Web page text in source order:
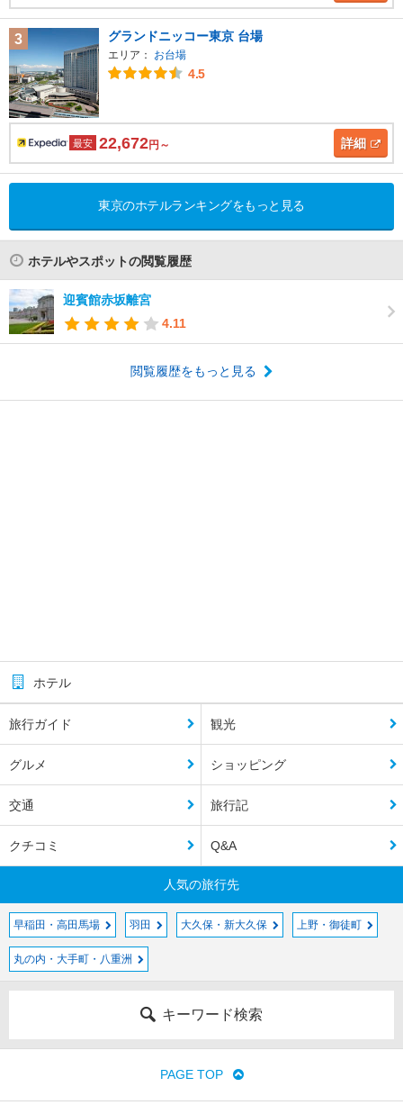
3 グランドニッコー東京 台場
エリア： お台場
4.5
最安 22,672円～ 詳細
東京のホテルランキングをもっと見る
ホテルやスポットの閲覧履歴
迎賓館赤坂離宮
4.11
閲覧履歴をもっと見る
ホテル
旅行ガイド 観光
グルメ ショッピング
交通 旅行記
クチコミ Q&A
人気の旅行先
早稲田・高田馬場 羽田 大久保・新大久保 上野・御徒町
丸の内・大手町・八重洲
キーワード検索
PAGE TOP